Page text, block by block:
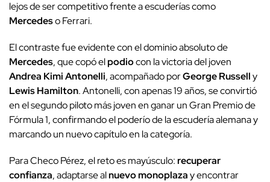
lejos de ser competitivo frente a escuderías como
Mercedeso Ferrari.
El contraste fue evidente con el dominio absoluto de
Mercedes, que copó elpodiocon la victoria del joven
Andrea Kimi Antonelli, acompañado porGeorge Russelly
Lewis Hamilton. Antonelli, con apenas 19 años, se convirtió
en el segundo piloto más joven en ganar un Gran Premio de
Fórmula 1, confirmando el poderío de la escudería alemana y
marcando un nuevo capítulo en la categoría.
Para Checo Pérez, el reto es mayúsculo:recuperar
confianza, adaptarse alnuevo monoplazay encontrar